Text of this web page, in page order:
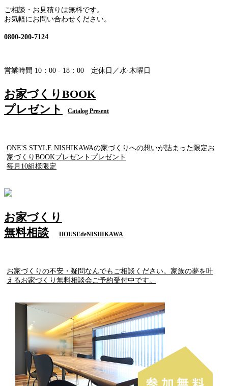
ご相談・お見積りは無料です。
お気軽にお問い合わせください。
0800-200-7124
営業時間 10：00 - 18：00 定休日／水·木曜日
お家づくりBOOK
プレゼント
Catalog Present
ONE'S STYLE NISHIKAWAの家づくりへの想いが詰まった限定お
家づくりBOOKプレゼントプレゼント
毎月10組様限定
お家づくり
無料相談
HOUSEdeNISHIKAWA
お家づくりの不安・疑問なんでもご相談ください。家族の夢を叶
えるお家づくり無料相談会ご予約受付中です。